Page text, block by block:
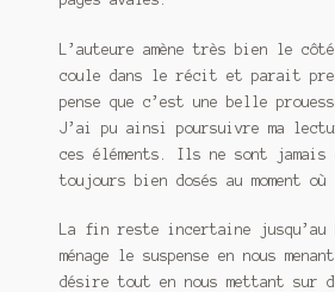
L’auteure amène très bien le
coule dans le récit et parait
pense que c’est une belle
J’ai pu ainsi poursuivre ma
ces éléments. Ils ne sont jamais
toujours bien dosés au moment
La fin reste incertaine jusqu’au
ménage le suspense en nous
désire tout en nous mettant sur